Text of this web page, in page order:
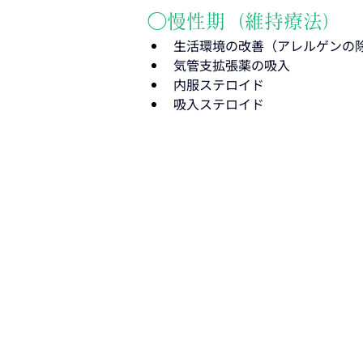
◯慢性期（維持療法）
生活環境の改善（アレルゲンの
気管支拡張薬の吸入
内服ステロイド
吸入ステロイド